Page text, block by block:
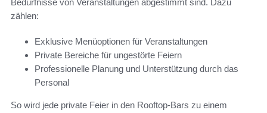
Bedürfnisse von Veranstaltungen abgestimmt sind. Dazu
zählen:
Exklusive Menüoptionen für Veranstaltungen
Private Bereiche für ungestörte Feiern
Professionelle Planung und Unterstützung durch das
Personal
So wird jede private Feier in den Rooftop-Bars zu einem